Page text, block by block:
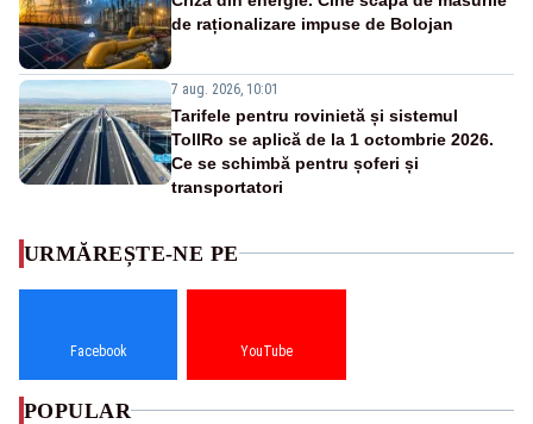
de raționalizare impuse de Bolojan
7 aug. 2026, 10:01
Tarifele pentru rovinietă și sistemul
TollRo se aplică de la 1 octombrie 2026.
Ce se schimbă pentru șoferi și
transportatori
URMĂREȘTE-NE PE
Facebook YouTube
POPULAR